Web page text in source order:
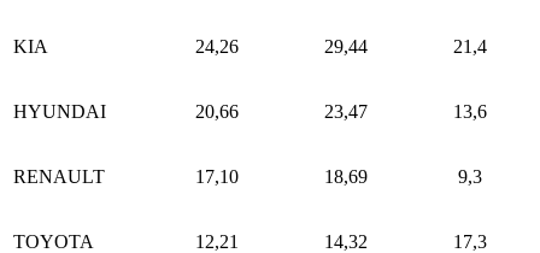
KIA 24,26 29,44 21,4
HYUNDAI 20,66 23,47 13,6
RENAULT 17,10 18,69 9,3
TOYOTA 12,21 14,32 17,3